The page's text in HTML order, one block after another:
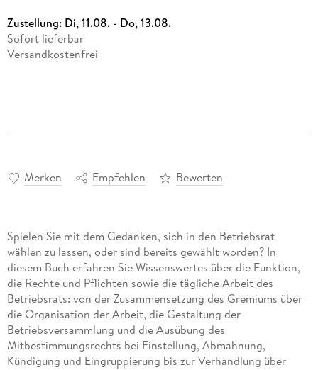
Zustellung: Di, 11.08. - Do, 13.08.
Sofort lieferbar
Versandkostenfrei
Merken Empfehlen Bewerten
Spielen Sie mit dem Gedanken, sich in den Betriebsrat
wählen zu lassen, oder sind bereits gewählt worden? In
diesem Buch erfahren Sie Wissenswertes über die Funktion,
die Rechte und Pflichten sowie die tägliche Arbeit des
Betriebsrats: von der Zusammensetzung des Gremiums über
die Organisation der Arbeit, die Gestaltung der
Betriebsversammlung und die Ausübung des
Mitbestimmungsrechts bei Einstellung, Abmahnung,
Kündigung und Eingruppierung bis zur Verhandlung über